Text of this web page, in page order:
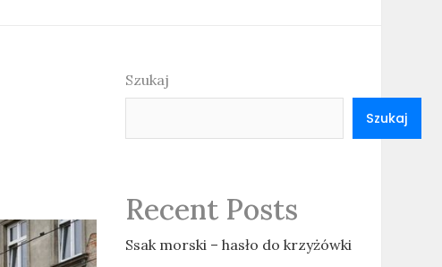
Szukaj
Szukaj
Recent Posts
Ssak morski – hasło do krzyżówki